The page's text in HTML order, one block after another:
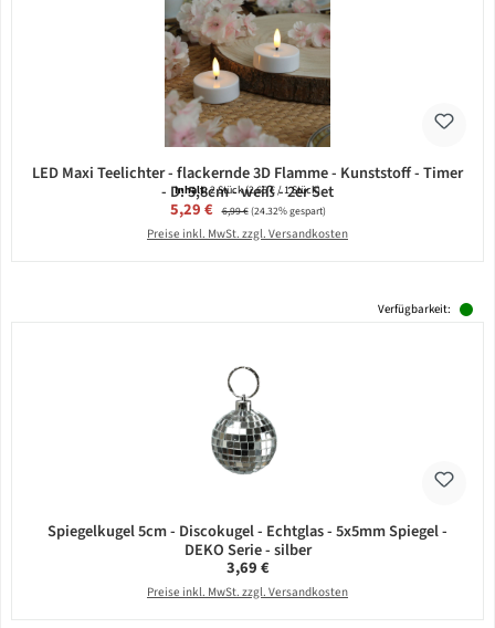
LED Maxi Teelichter - flackernde 3D Flamme - Kunststoff - Timer
- D: 5,8cm - weiß - 2er Set
Inhalt:2 Stück(2,65 € / 1 Stück)
Verkaufspreis:
5,29 € Regulärer Preis:
6,99 €(24.32% gespart)
Preise inkl. MwSt. zzgl. Versandkosten
Verfügbarkeit:
Spiegelkugel 5cm - Discokugel - Echtglas - 5x5mm Spiegel -
DEKO Serie - silber
Regulärer Preis:
3,69 €
Preise inkl. MwSt. zzgl. Versandkosten